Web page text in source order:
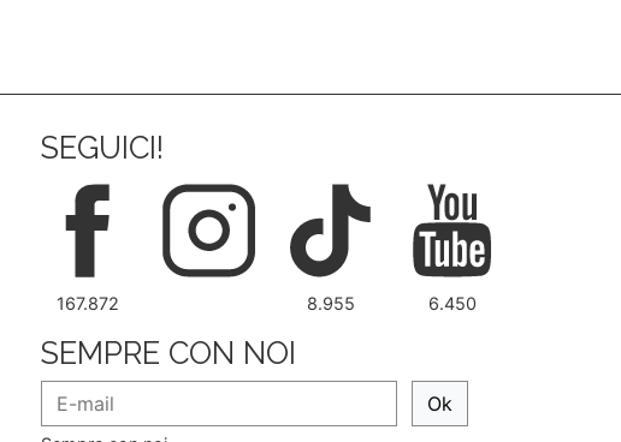
SEGUICI!
167.872 8.955 6.450
SEMPRE CON NOI
Ok